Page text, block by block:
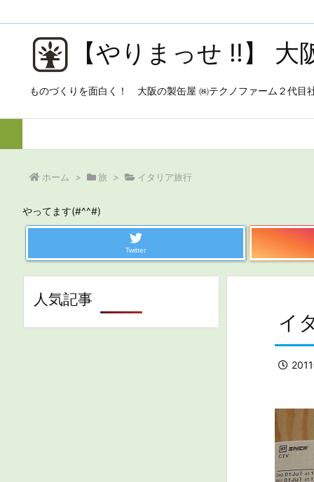
【やりまっせ !!】
ものづくりを面白く！ 大阪の製缶屋 ㈱テクノファーム２代目
ホーム > 旅 > イタリア旅行
やってます(#^^#)
Twitter
イ
人気記事